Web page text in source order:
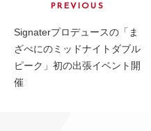
PREVIOUS
Previous
post:
Signaterプロデュースの「ま
ざべにのミッドナイトダブル
ピーク」初の出張イベント開
催